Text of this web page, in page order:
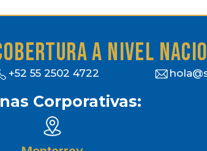
a nivel
+52 55 2502 4722
Corporativas: